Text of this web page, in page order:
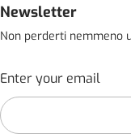
Newsletter
Non perderti nemmeno
Enter your email